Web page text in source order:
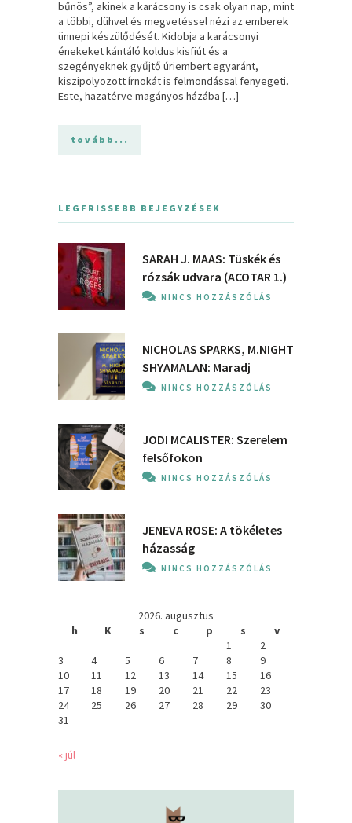
bűnös”, akinek a karácsony is csak olyan nap, mint
a többi, dühvel és megvetéssel nézi az emberek
ünnepi készülődését. Kidobja a karácsonyi
énekeket kántáló koldus kisfiút és a
szegényeknek gyűjtő úriembert egyaránt,
kiszipolyozott írnokát is felmondással fenyegeti.
Este, hazatérve magányos házába […]
tovább...
LEGFRISSEBB BEJEGYZÉSEK
SARAH J. MAAS: Tüskék és
rózsák udvara (ACOTAR 1.)
NINCS HOZZÁSZÓLÁS
NICHOLAS SPARKS, M.NIGHT
SHYAMALAN: Maradj
NINCS HOZZÁSZÓLÁS
JODI MCALISTER: Szerelem
felsőfokon
NINCS HOZZÁSZÓLÁS
JENEVA ROSE: A ​tökéletes
házasság
NINCS HOZZÁSZÓLÁS
2026. augusztus
h
K s c p s
v
1
2
3
4 5 6 7 8
9
10
11 12 13 14 15
16
17
18 19 20 21 22
23
24
25 26 27 28 29
30
31
« júl